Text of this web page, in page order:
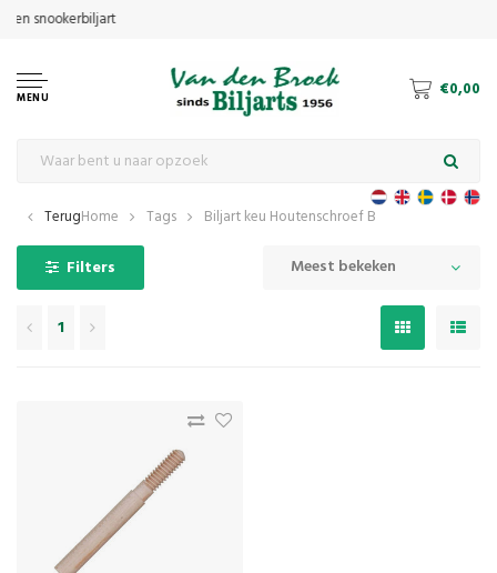
MENU €0,00
TerugHome Tags Biljart keu Houtenschroef B
Filters Meest bekeken
1